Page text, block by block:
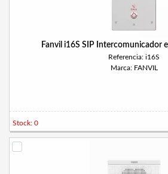
Fanvil i16S SIP Intercomunicador
Referencia: i16S
Marca: FANVIL
Stock: 0